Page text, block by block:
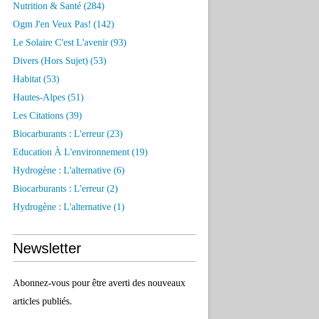
Nutrition & Santé (284)
Ogm J'en Veux Pas! (142)
Le Solaire C'est L'avenir(93)
Divers (hors Sujet) (53)
Habitat (53)
Hautes-Alpes (51)
Les Citations (39)
Biocarburants : L'erreur(23)
Education À L'environnement (19)
Hydrogène : L'alternative (6)
Biocarburants : L'erreur(2)
Hydrogène : L'alternative (1)
Newsletter
Abonnez-vous pour être averti des nouveaux
articles publiés.